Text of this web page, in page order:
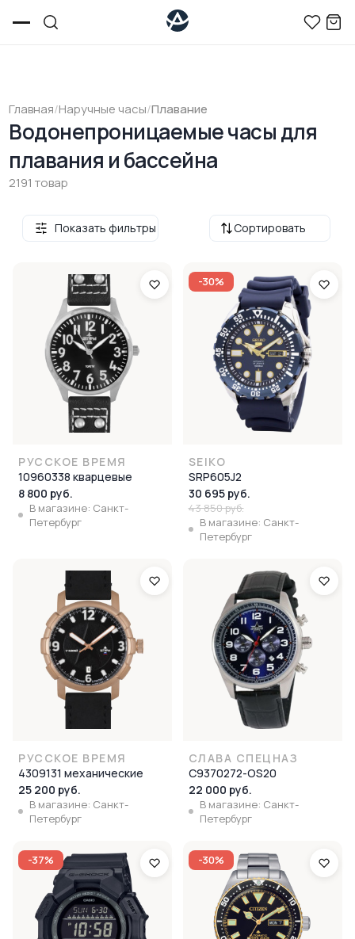
Главная/Наручные часы/Плавание
Водонепроницаемые часы для
плавания и бассейна
2191 товар
Сортировать
Показать фильтры
РУССКОЕ ВРЕМЯ
10960338 кварцевые
8 800 руб.
В магазине: Санкт-
Петербург
-30%
SEIKO
SRP605J2
30 695 руб.
43 850 руб.
В магазине: Санкт-
Петербург
РУССКОЕ ВРЕМЯ
4309131 механические
25 200 руб.
В магазине: Санкт-
Петербург
СЛАВА СПЕЦНАЗ
С9370272-OS20
22 000 руб.
В магазине: Санкт-
Петербург
-37% -30%